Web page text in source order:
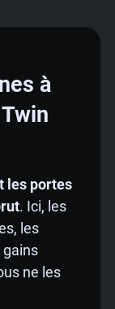
à
les portes
. Ici, les
les
gains
ne les